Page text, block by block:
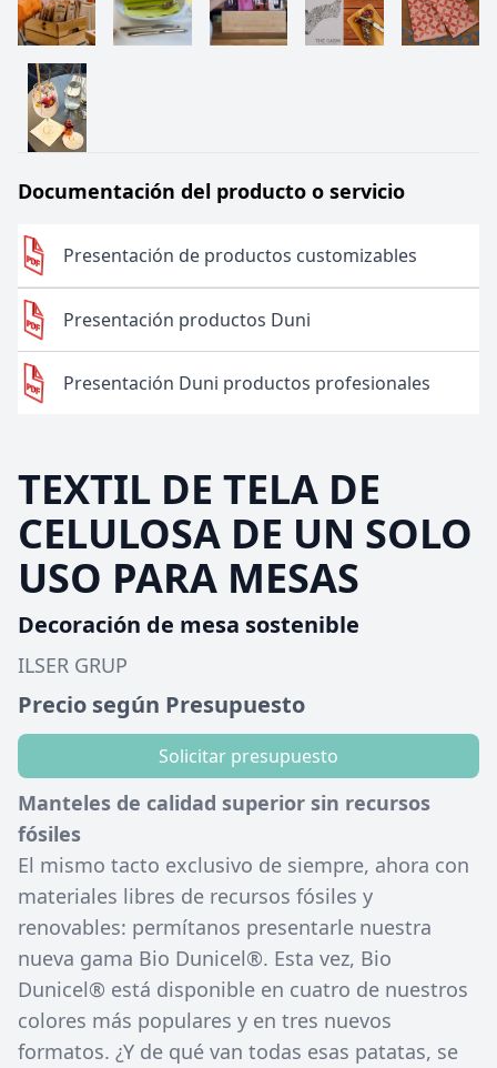
Documentación del producto o servicio
Presentación de productos customizables
Presentación productos Duni
Presentación Duni productos profesionales
TEXTIL DE TELA DE
CELULOSA DE UN SOLO
USO PARA MESAS
Decoración de mesa sostenible
ILSER GRUP
Precio según Presupuesto
Solicitar presupuesto
Manteles de calidad superior sin recursos
fósiles
El mismo tacto exclusivo de siempre, ahora con
materiales libres de recursos fósiles y
renovables: permítanos presentarle nuestra
nueva gama Bio Dunicel®. Esta vez, Bio
Dunicel® está disponible en cuatro de nuestros
colores más populares y en tres nuevos
formatos. ¿Y de qué van todas esas patatas, se